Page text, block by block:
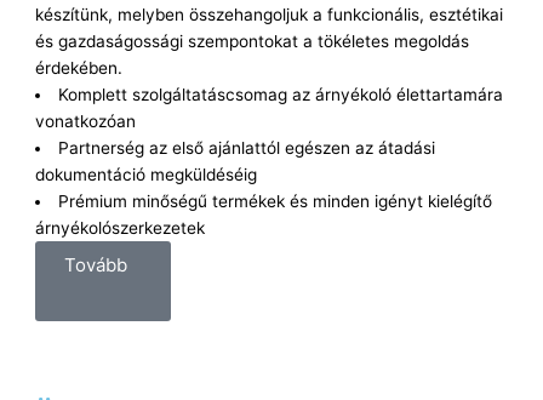
készítünk, melyben összehangoljuk a funkcionális, esztétikai
és gazdaságossági szempontokat a tökéletes megoldás
érdekében.
Komplett szolgáltatáscsomag az árnyékoló élettartamára
vonatkozóan
Partnerség az első ajánlattól egészen az átadási
dokumentáció megküldéséig
Prémium minőségű termékek és minden igényt kielégítő
árnyékolószerkezetek
Tovább